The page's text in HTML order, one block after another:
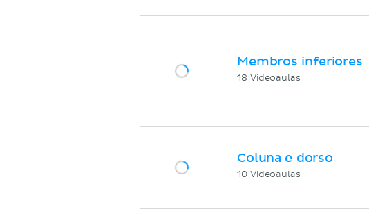
Membros inferiores
18 Videoaulas
Coluna e dorso
10 Videoaulas